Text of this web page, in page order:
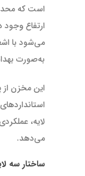
است که
ارتفاع
می‌شود با
به‌صورت
این مخزن از
لایه،
می‌دهد.
ساختار سه